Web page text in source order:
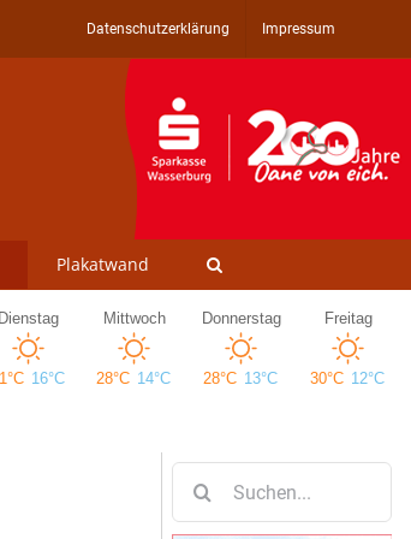
Datenschutzerklärung Impressum
Plakatwand
nach: